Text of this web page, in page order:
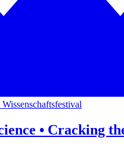
• Cracking